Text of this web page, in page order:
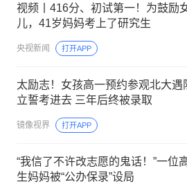
视频丨416分、初试第一！为鼓励
儿，41岁妈妈考上了研究生
央视新闻 打开APP
太励志！女孩高一预约参观北大遇
立誓考进去 三年后终被录取
镜像视界 打开APP
“我信了不许改志愿的鬼话！”一位
生妈妈被“公办保录”设局